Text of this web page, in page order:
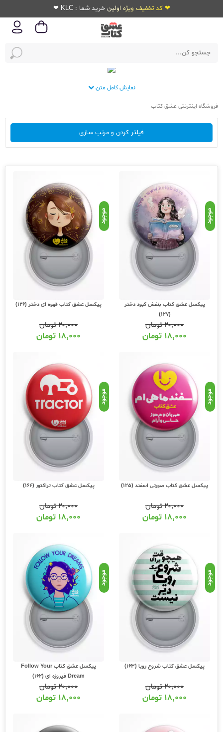
❤ کد تخفیف ویژه اولین خرید شما : KLC ❤
نمایش کامل متن
فروشگاه اینترنتی عشق کتاب
فیلتر کردن و مرتب سازی
موجود
پیکسل عشق کتاب بنفش کبود دختر
(127)
۲۰,۰۰۰تومان
۱۸,۰۰۰ تومان
موجود
پیکسل عشق کتاب قهوه ای دختر (126)
۲۰,۰۰۰تومان
۱۸,۰۰۰ تومان
موجود
پیکسل عشق کتاب صورتی اسفند (125)
۲۰,۰۰۰تومان
۱۸,۰۰۰ تومان
موجود
پیکسل عشق کتاب تراکتور (164)
۲۰,۰۰۰تومان
۱۸,۰۰۰ تومان
موجود
پیکسل عشق کتاب شروع رویا (163)
۲۰,۰۰۰تومان
۱۸,۰۰۰ تومان
موجود
پیکسل عشق کتاب Follow Your
Dream فیروزه ای (162)
۲۰,۰۰۰تومان
۱۸,۰۰۰ تومان